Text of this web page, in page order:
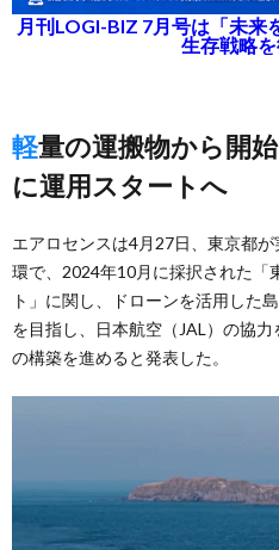
月刊LOGI-BIZ 7月号は「未来
生存戦略
軽量の運搬物から開始、大型機も26年度中
に運用スタートへ
エアロセンスは4月27日、東京都
環で、2024年10月に採択された「
ト」に関し、ドローンを活用した
を目指し、日本航空（JAL）の協
の構築を進めると発表した。